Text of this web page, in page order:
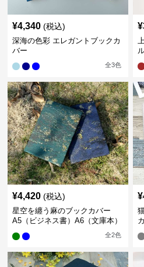
¥4,340 (税込)
深海の色彩 エレガントブックカ
バー
全3色
¥
¥4,420 (税込)
星空を纏う麻のブックカバー
A5（ビジネス書）A6（文庫本）
全2色
¥